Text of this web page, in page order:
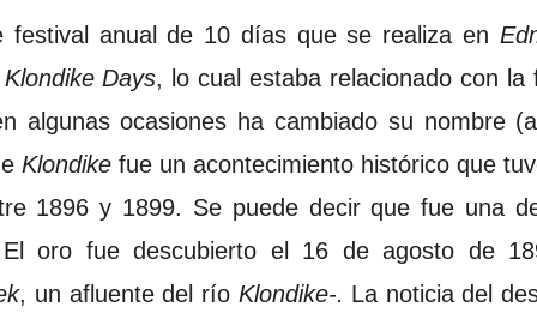
anual de 10 días que se realiza en
Klondike Days, lo cual estaba relacionado con
algunas ocasiones ha cambiado su nombre
Klondikefue un acontecimiento histórico que
1896 y 1899. Se puede decir que fue una
oro fue descubierto el 16 de agosto de
, un afluente del río Klondike-. La noticia del